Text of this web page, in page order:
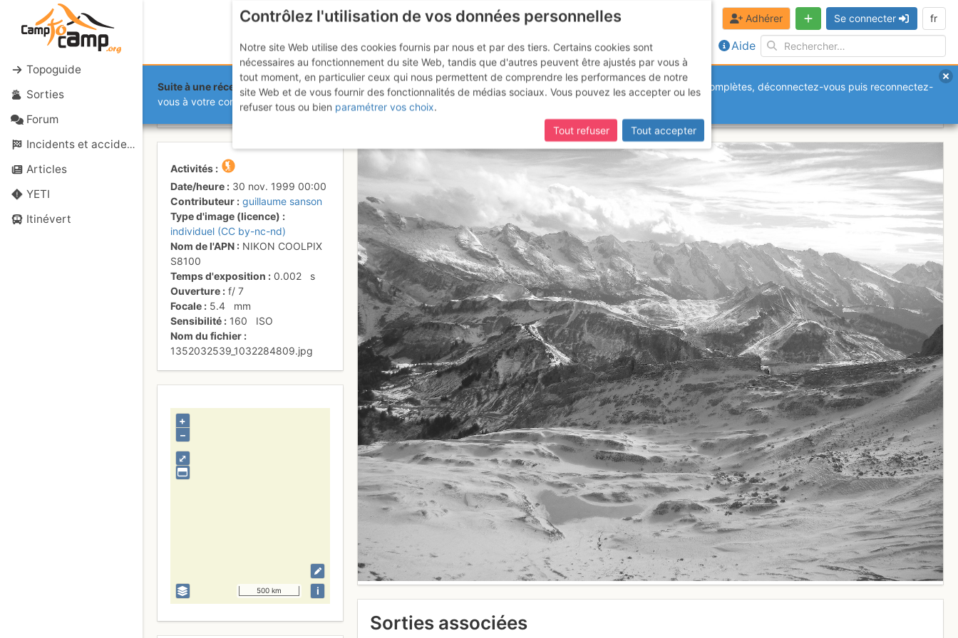
Topoguide
Sorties
Forum
Incidents et accidents
Articles
YETI
Itinévert
Aide
Adhérer Se connecter fr
Suite à une récente et importante mise à jour du site,si certaines pages ne sont plus accessibles, manquantes ou incomplètes, déconnectez-vous puis reconnectez-
vous à votre compte sur le site.
Aravis
Activités
Date/heure
30 nov. 1999 00:00
Contributeur
guillaume sanson
Type d'image (licence)
individuel (CC by-nc-nd)
Nom de l'APN
NIKON COOLPIX
S8100
Temps d'exposition
0.002
s
Ouverture
f/7
Focale
5.4
mm
Sensibilité
160
ISO
Nom du fichier
1352032539_1032284809.jpg
⤢
+
–
500 km i
Sorties associées
Contrôlez l'utilisation de vos données personnelles
Notre site Web utilise des cookies fournis par nous et par des tiers. Certains cookies sont
nécessaires au fonctionnement du site Web, tandis que d'autres peuvent être ajustés par vous à
tout moment, en particulier ceux qui nous permettent de comprendre les performances de notre
site Web et de vous fournir des fonctionnalités de médias sociaux. Vous pouvez les accepter ou les
refuser tous ou bien paramétrer vos choix.
Tout refuser
Tout accepter